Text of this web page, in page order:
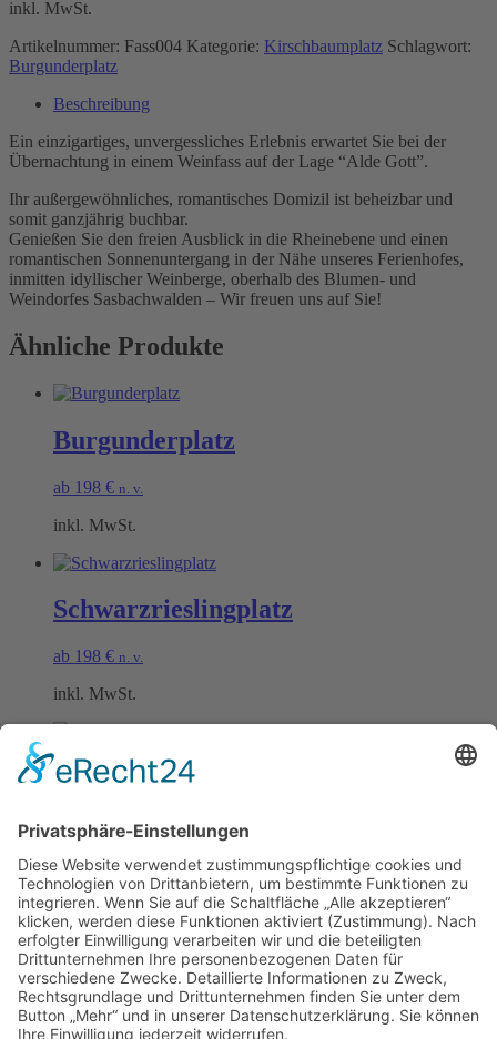
inkl. MwSt.
Artikelnummer: Fass004 Kategorie: Kirschbaumplatz Schlagwort:
Burgunderplatz
Beschreibung
Ein einzigartiges, unvergessliches Erlebnis erwartet Sie bei der
Übernachtung in einem Weinfass auf der Lage “Alde Gott”.
Ihr außergewöhnliches, romantisches Domizil ist beheizbar und
somit ganzjährig buchbar.
Genießen Sie den freien Ausblick in die Rheinebene und einen
romantischen Sonnenuntergang in der Nähe unseres Ferienhofes,
inmitten idyllischer Weinberge, oberhalb des Blumen- und
Weindorfes Sasbachwalden – Wir freuen uns auf Sie!
Ähnliche Produkte
Burgunderplatz
ab 198 € n. v.
inkl. MwSt.
Schwarzrieslingplatz
ab 198 € n. v.
inkl. MwSt.
Scheurebenplatz
ab198€ n. v.
inkl. MwSt.
Öffnungszeiten Büro und Hofladen:
Hofladen:
Montag bis Sonntag von 09:00 – 11:30 Uhr und 14:00 – 18:00 Uhr
Telefonisch erreichen Sie uns:
Montag bis Freitag von 09:00 – 11:30 Uhr